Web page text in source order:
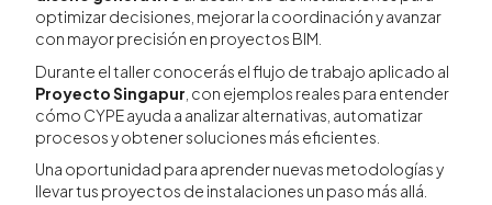
optimizar decisiones, mejorar la coordinación y avanzar
con mayor precisión en proyectos BIM.
Durante el taller conocerás el flujo de trabajo aplicado al
Proyecto Singapur , con ejemplos reales para entender
cómo CYPE ayuda a analizar alternativas, automatizar
procesos y obtener soluciones más eficientes.
Una oportunidad para aprender nuevas metodologías y
llevar tus proyectos de instalaciones un paso más allá.